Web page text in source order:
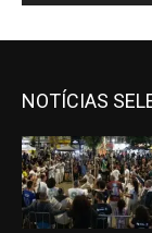
NOTÍCIAS